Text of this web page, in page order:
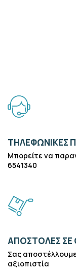
ΤΗΛΕΦΩΝΙΚΕΣ
Μπορείτε να
6541340
ΑΠΟΣΤΟΛΕΣ
Σας
αξιοπιστία